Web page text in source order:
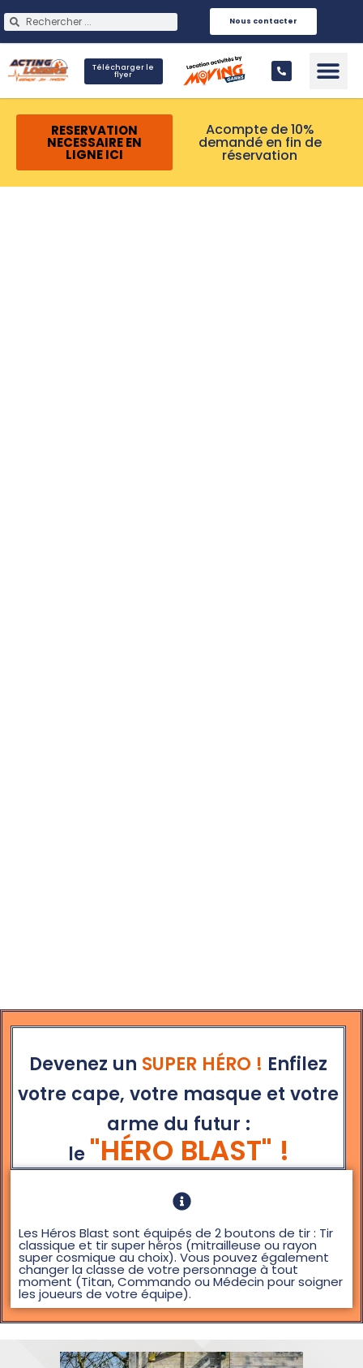
Nous contacter
Télécharger le
flyer
RESERVATION
NECESSAIRE EN
LIGNE ICI
Acompte de 10%
demandé en fin de
réservation
Devenez un SUPER HÉRO ! Enfilez
votre cape, votre masque et votre
arme du futur :
le "HÉRO BLAST" !
Les Héros Blast sont équipés de 2 boutons de tir : Tir
classique et tir super héros (mitrailleuse ou rayon
super cosmique au choix). Vous pouvez également
changer la classe de votre personnage à tout
moment (Titan, Commando ou Médecin pour soigner
les joueurs de votre équipe).